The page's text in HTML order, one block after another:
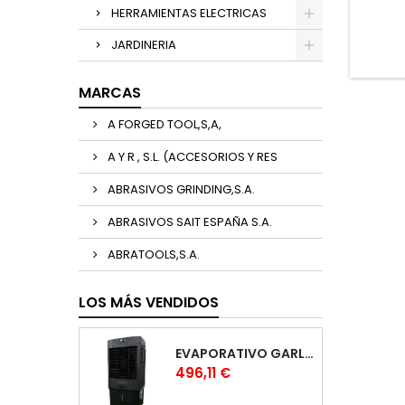
HERRAMIENTAS ELECTRICAS
JARDINERIA
MARCAS
A FORGED TOOL,S,A,
A Y R , S.L. (ACCESORIOS Y RES
ABRASIVOS GRINDING,S.A.
ABRASIVOS SAIT ESPAÑA S.A.
ABRATOOLS,S.A.
LOS MÁS VENDIDOS
EVAPORATIVO GARLAND COOL 1530
Precio
496,11 €